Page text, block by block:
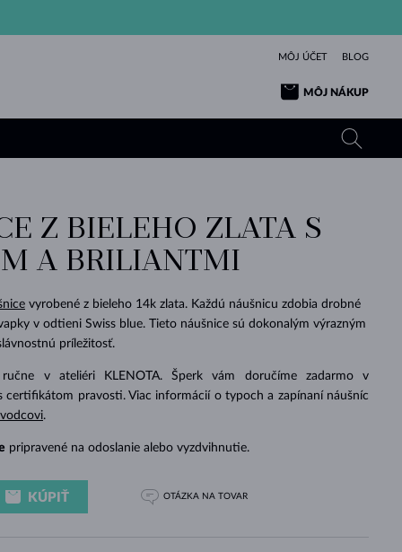
MÔJ ÚČET BLOG
MÔJ NÁKUP
VÝNIMOČNÝ
POZRIEŤ
LÁSKA
POZRIEŤ
ŽLTÉ ZLATO
RUŽOVÉ ZLATO
KRÁSOU
POZRIEŤ
TANZANITY
TOPÁSY
TURMALÍNY
VLTAVÍNY
BIELE ZLATO
KRÁSNE
POZRIEŤ
TURMALÍNY
VLTAVÍNY
MINERÁLY
PERLOVÉ PRÍVESKY
RUŽOVÉ ZLATO
PRÍVESKY
POZRIEŤ
NÁRAMKY
POZRIEŤ
ELEGANCIA
POZRIEŤ
ZAFÍRY
SMARAGDY
VLTAVÍNY
MINERÁLY
BIELE ZLATO
ŠPERKY
POZRIEŤ
KRÁSU
POZRIEŤ
KOLEKCIE
POZRIEŤ
Z BIELEHO ZLATA S
A BRILIANTMI
vyrobené z bieleho 14k zlata. Každú náušnicu zdobia drobné
v odtieni Swiss blue. Tieto náušnice sú dokonalým výrazným
príležitosť.
ručne v ateliéri KLENOTA. Šperk vám doručíme zadarmo v
certifikátom pravosti. Viac informácií o typoch a zapínaní náušníc
.
pripravené na odoslanie alebo vyzdvihnutie.
KÚPIŤ OTÁZKA NA TOVAR